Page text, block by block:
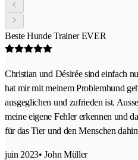
Beste Hunde Trainer EVER
Christian und Désirée sind einfach
hat mir mit meinem Problemhund
ausgeglichen und zufrieden ist.
meine eigene Fehler erkennen und
für das Tier und den Menschen
juin 2023• John Müller